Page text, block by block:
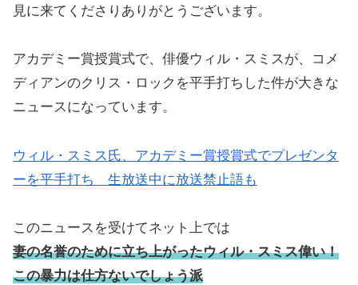
見に来てくださりありがとうございます。
アカデミー賞授賞式で、俳優ウィル・スミスが、コメ
ディアンのクリス・ロックを平手打ちした件が大きな
ニュースになっています。
ウィル・スミス氏、アカデミー賞授賞式でプレゼンタ
ーを平手打ち 生放送中に放送禁止語も
このニュースを受けてネット上では
妻の名誉のために立ち上がったウィル・スミス偉い！
この暴力は仕方ないでしょう派